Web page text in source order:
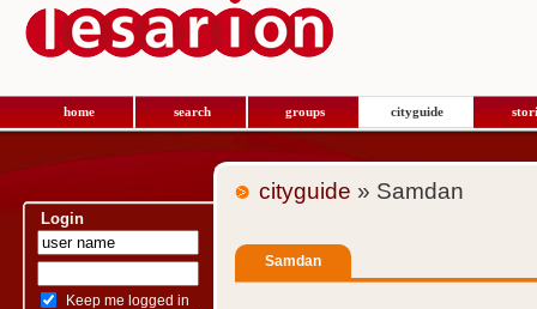
home search groups cityguide
Login
Keep me logged in
cityguide » Samdan
Samdan